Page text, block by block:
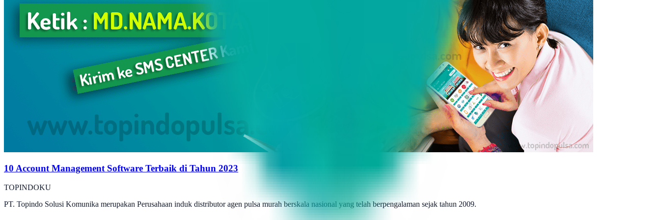
10 Account Management Software Terbaik di Tahun 2023
TOPINDOKU
PT. Topindo Solusi Komunika merupakan Perusahaan induk distributor agen pulsa murah berskala nasional yang telah berpengalaman sejak tahun 2009.